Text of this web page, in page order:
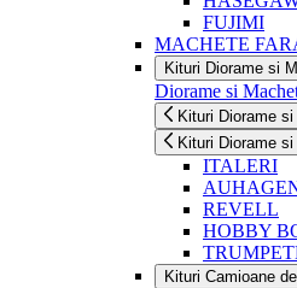
FUJIMI
MACHETE
Kituri Diorame si
Diorame si
Kituri Diorame
Kituri Diorame
ITALERI
REVELL
HOBBY
Kituri Camioane